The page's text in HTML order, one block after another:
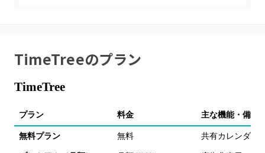
TimeTreeのプラン
TimeTree
プラン 料金 主な機能・備考
無料プラン 無料 共有カレンダー